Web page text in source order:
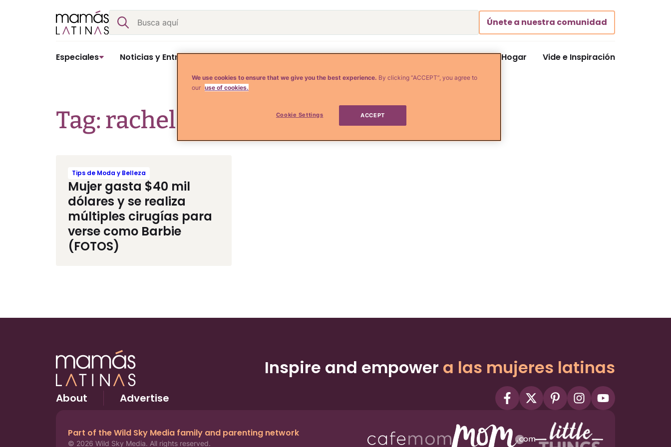
Buscar
Únete a nuestra comunidad
Especiales Noticias y Entretenimiento Crianza y Embarazo Moda y Belleza Salud Comida y Hogar Vide e Inspiración
Tag: rachel evans
Tips de Moda y Belleza
Mujer gasta $40 mil
dólares y se realiza
múltiples cirugías para
verse como Barbie
(FOTOS)
Inspire and empower a las mujeres latinas
About Advertise
Part of the Wild Sky Media family and parenting network
© 2026 Wild Sky Media. All rights reserved.
We use cookies to ensure that we give you the best experience. By clicking “ACCEPT”, you agree to
our use of cookies.
Cookie Settings ACCEPT